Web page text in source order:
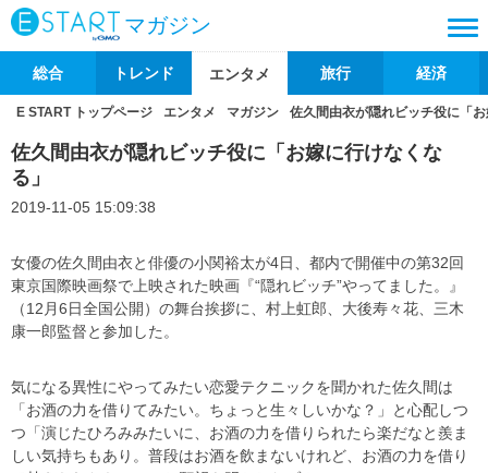
マガジン
総合 トレンド エンタメ 旅行 経済
E START トップページ エンタメ マガジン 佐久間由衣が隠れビッチ役に「
佐久間由衣が隠れビッチ役に「お嫁に行けなくな
る」
2019-11-05 15:09:38
女優の佐久間由衣と俳優の小関裕太が4日、都内で開催中の第32回
東京国際映画祭で上映された映画『“隠れビッチ”やってました。』
（12月6日全国公開）の舞台挨拶に、村上虹郎、大後寿々花、三木
康一郎監督と参加した。
気になる異性にやってみたい恋愛テクニックを聞かれた佐久間は
「お酒の力を借りてみたい。ちょっと生々しいかな？」と心配しつ
つ「演じたひろみみたいに、お酒の力を借りられたら楽だなと羨ま
しい気持ちもあり。普段はお酒を飲まないけれど、お酒の力を借り